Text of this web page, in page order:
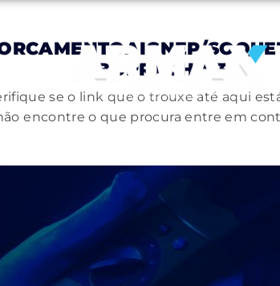
BORRACHA-3
se o link que o trouxe até aqui
encontre o que procura entre em